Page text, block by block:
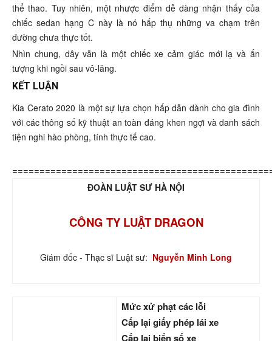
thể thao. Tuy nhiên, một nhược điểm dễ dàng nhận thấy của
chiếc sedan hạng C này là nó hấp thụ những va chạm trên
đường chưa thực tốt.
Nhìn chung, dây vẫn là một chiếc xe cảm giác mới lạ và ấn
tượng khi ngồi sau vô-lăng.
KẾT LUẬN
Kia Cerato 2020 là một sự lựa chọn hấp dẫn dành cho gia đình
với các thông số kỹ thuật an toàn đáng khen ngợi và danh sách
tiện nghi hào phòng, tính thực tế cao.
ĐOÀN LUẬT SƯ HÀ NỘI
CÔNG TY LUẬT DRAGON
Giám đốc - Thạc sĩ Luật sư: Nguyễn Minh Long
Mức xử phạt các lỗi
Cấp lại giấy phép lái xe
Cấp lại biển số xe